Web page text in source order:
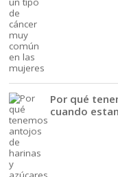
Por qué
cuando